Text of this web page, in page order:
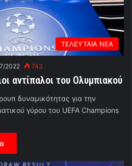
ΤΕΛΕΥΤΑΙΑ ΝΕΑ
2022 743
αντίπαλοι του Ολυμπιακού
δυναμικότητας για την
γύρου του UEFA Champions